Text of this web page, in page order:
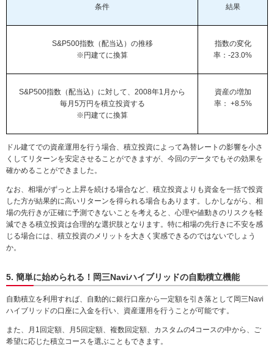
条件 結果
S&P500指数（配当込）の推移
※円建てに換算
指数の変化
率：-23.0%
S&P500指数（配当込）に対して、2008年1月から
毎月5万円を積立投資する
※円建てに換算
資産の増加
率： +8.5%
ドル建てでの資産運用を行う場合、積立投資によって為替レートの影響を小さ
くしてリターンを安定させることができますが、今回のデータでもその効果を
確かめることができました。
なお、相場がずっと上昇を続ける場合など、積立投資よりも資金を一括で投資
した方が結果的に高いリターンを得られる場合もあります。しかしながら、相
場の先行きが正確に予測できないことを考えると、心理や値動きのリスクを軽
減できる積立投資は合理的な選択肢となります。特に相場の先行きに不安を感
じる場合には、積立投資のメリットを大きく実感できるのではないでしょう
か。
5. 簡単に始められる！岡三Naviハイブリッドの自動積立機能
自動積立を利用すれば、自動的に銀行口座から一定額を引き落として岡三Navi
ハイブリッドの口座に入金を行い、資産運用を行うことが可能です。
また、月1回定額、月5回定額、複数回定額、カスタムの4コースの中から、ご
希望に応じた積立コースを選ぶこともできます。